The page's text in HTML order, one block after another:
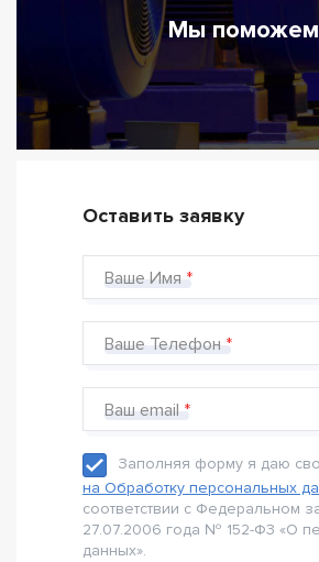
Мы
Оставить заявку
Ваше Имя
Ваше Телефон
Ваш email
Заполняя форму я даю
на Обработку персональных
соответствии с Федеральном
27.07.2006 года № 152-Ф3 «О
данных».